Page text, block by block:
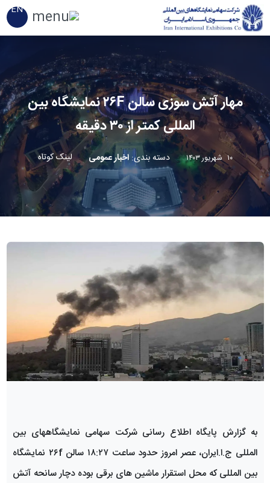
EN
مهار آتش سوزی سالن ۲۶F نمایشگاه بین
المللی کمتر از ۳۰ دقیقه
۱۰ شهریور ۱۴۰۳ دسته بندی:اخبار عمومی لینک کوتاه
به گزارش پایگاه اطلاع رسانی شرکت سهامی نمایشگاههای بین
المللی ج.ا.ایران، عصر امروز حدود ساعت ۱۸:۲۷ سالن ۲۶f نمایشگاه
بین المللی که محل استقرار ماشین های برقی بوده دچار سانحه آتش